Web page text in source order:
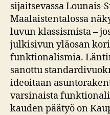
sijaitsevassa Lounais-
Maalaistentalossa
luvun klassismista –
julkisivun yläosan
funktionalismia.
sanottu
ideoitaan
varsinaista
kauden päätyö on